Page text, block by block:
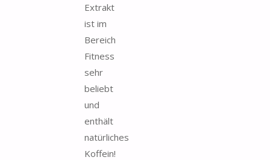
Extrakt
ist im
Bereich
Fitness
sehr
beliebt
und
enthält
natürliches
Koffein!